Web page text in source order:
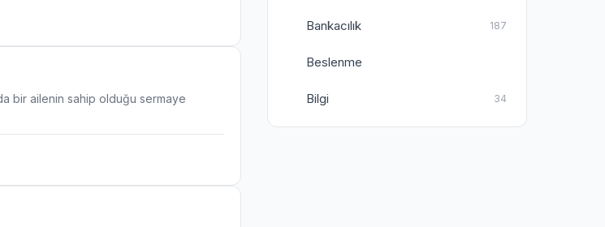
bir ailenin sahip olduğu sermaye
Bankacılık 187
Beslenme
Bilgi 34